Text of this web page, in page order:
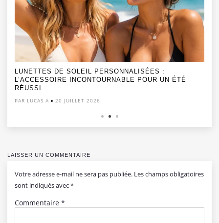
LUNETTES DE SOLEIL PERSONNALISÉES :
L’ACCESSOIRE INCONTOURNABLE POUR UN ÉTÉ
RÉUSSI
PAR LUCAS A 20 JUILLET 2026
LAISSER UN COMMENTAIRE
Votre adresse e-mail ne sera pas publiée. Les champs obligatoires
sont indiqués avec*
Commentaire *